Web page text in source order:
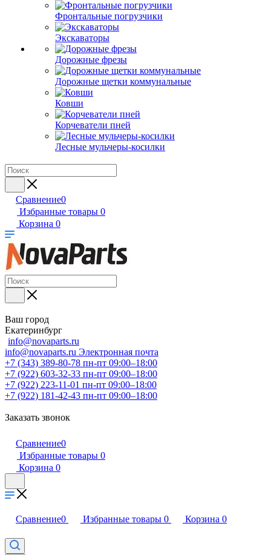
Фронтальные погрузчики
Экскаваторы
Дорожные фрезы
Дорожные щетки коммунальные
Ковши
Корчеватели пней
Лесные мульчеры-косилки
Сравнение0
Избранные товары 0
Корзина 0
Ваш город
Екатеринбург
info@novaparts.ru
info@novaparts.ru Электронная почта
+7 (343) 389-80-78 пн-пт 09:00–18:00
+7 (922) 603-32-33 пн-пт 09:00–18:00
+7 (922) 223-11-01 пн-пт 09:00–18:00
+7 (922) 181-42-43 пн-пт 09:00–18:00
Заказать звонок
Сравнение0
Избранные товары 0
Корзина 0
Сравнение0 Избранные товары 0 Корзина 0